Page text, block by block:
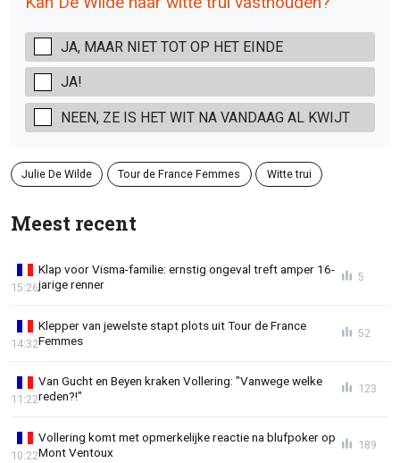
JA, MAAR NIET TOT OP HET EINDE
JA!
NEEN, ZE IS HET WIT NA VANDAAG AL KWIJT
Julie De Wilde Tour de France Femmes Witte trui
Meest recent
Klap voor Visma-familie: ernstig ongeval treft amper 16-
jarige renner
15:26
5
Klepper van jewelste stapt plots uit Tour de France
Femmes
14:32
52
Van Gucht en Beyen kraken Vollering: "Vanwege welke
reden?!"
11:22
123
Vollering komt met opmerkelijke reactie na blufpoker op
Mont Ventoux
10:22
189